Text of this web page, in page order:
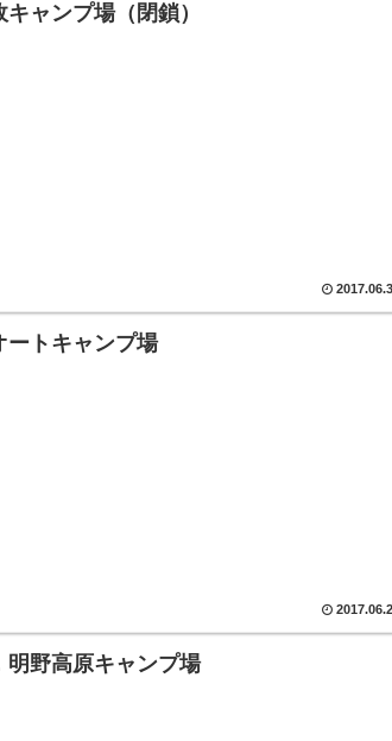
ャンプ場（閉鎖）
ートキャンプ場
明野高原キャンプ場